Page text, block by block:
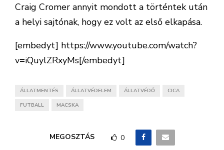
Craig Cromer annyit mondott a történtek után
a helyi sajtónak, hogy ez volt az első elkapása.
[embedyt] https://www.youtube.com/watch?
v=iQuylZRxyMs[/embedyt]
ÁLLATMENTÉS ÁLLATVÉDELEM ÁLLATVÉDŐ CICA
FUTBALL MACSKA
MEGOSZTÁS 0